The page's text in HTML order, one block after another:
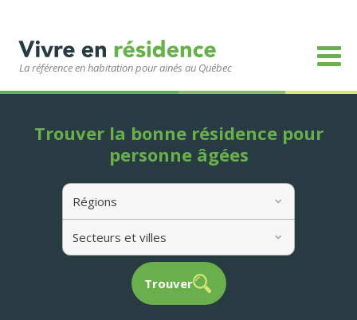
La référence en habitation pour ainés au Québec
Régions
Secteurs et villes
Trouver
Trouver la bonne résidence pour
personne âgées